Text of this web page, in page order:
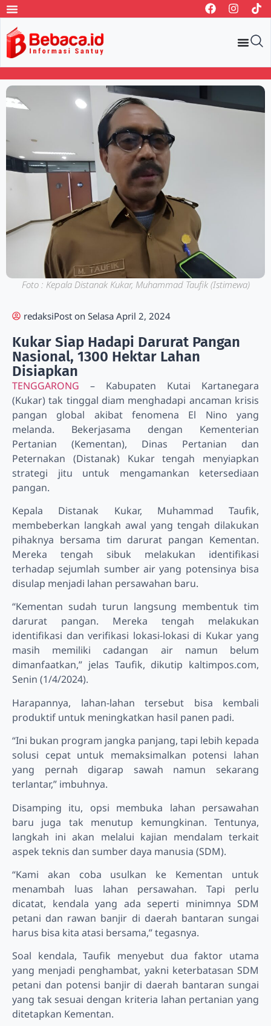
Foto : Kepala Distanak Kukar, Muhammad Taufik (Istimewa)
redaksiPost on Selasa April 2, 2024
Kukar Siap Hadapi Darurat Pangan
Nasional, 1300 Hektar Lahan
Disiapkan
TENGGARONG – Kabupaten Kutai Kartanegara
(Kukar) tak tinggal diam menghadapi ancaman krisis
pangan global akibat fenomena El Nino yang
melanda. Bekerjasama dengan Kementerian
Pertanian (Kementan), Dinas Pertanian dan
Peternakan (Distanak) Kukar tengah menyiapkan
strategi jitu untuk mengamankan ketersediaan
pangan.
Kepala Distanak Kukar, Muhammad Taufik,
membeberkan langkah awal yang tengah dilakukan
pihaknya bersama tim darurat pangan Kementan.
Mereka tengah sibuk melakukan identifikasi
terhadap sejumlah sumber air yang potensinya bisa
disulap menjadi lahan persawahan baru.
“Kementan sudah turun langsung membentuk tim
darurat pangan. Mereka tengah melakukan
identifikasi dan verifikasi lokasi-lokasi di Kukar yang
masih memiliki cadangan air namun belum
dimanfaatkan,” jelas Taufik, dikutip kaltimpos.com,
Senin (1/4/2024).
Harapannya, lahan-lahan tersebut bisa kembali
produktif untuk meningkatkan hasil panen padi.
“Ini bukan program jangka panjang, tapi lebih kepada
solusi cepat untuk memaksimalkan potensi lahan
yang pernah digarap sawah namun sekarang
terlantar,” imbuhnya.
Disamping itu, opsi membuka lahan persawahan
baru juga tak menutup kemungkinan. Tentunya,
langkah ini akan melalui kajian mendalam terkait
aspek teknis dan sumber daya manusia (SDM).
“Kami akan coba usulkan ke Kementan untuk
menambah luas lahan persawahan. Tapi perlu
dicatat, kendala yang ada seperti minimnya SDM
petani dan rawan banjir di daerah bantaran sungai
harus bisa kita atasi bersama,” tegasnya.
Soal kendala, Taufik menyebut dua faktor utama
yang menjadi penghambat, yakni keterbatasan SDM
petani dan potensi banjir di daerah bantaran sungai
yang tak sesuai dengan kriteria lahan pertanian yang
ditetapkan Kementan.